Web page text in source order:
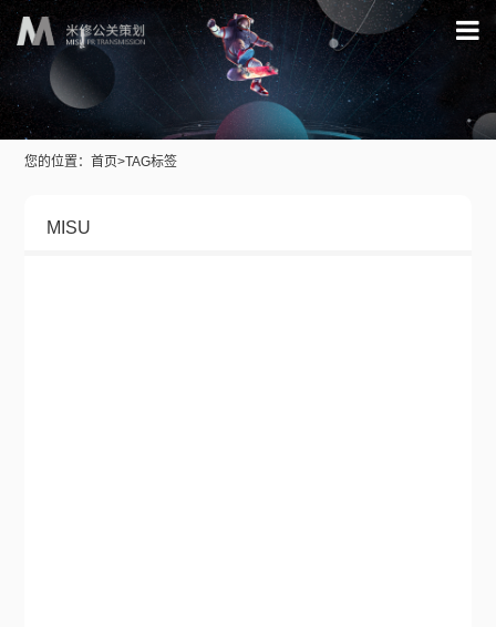
您的位置：首页>TAG标签
MISU